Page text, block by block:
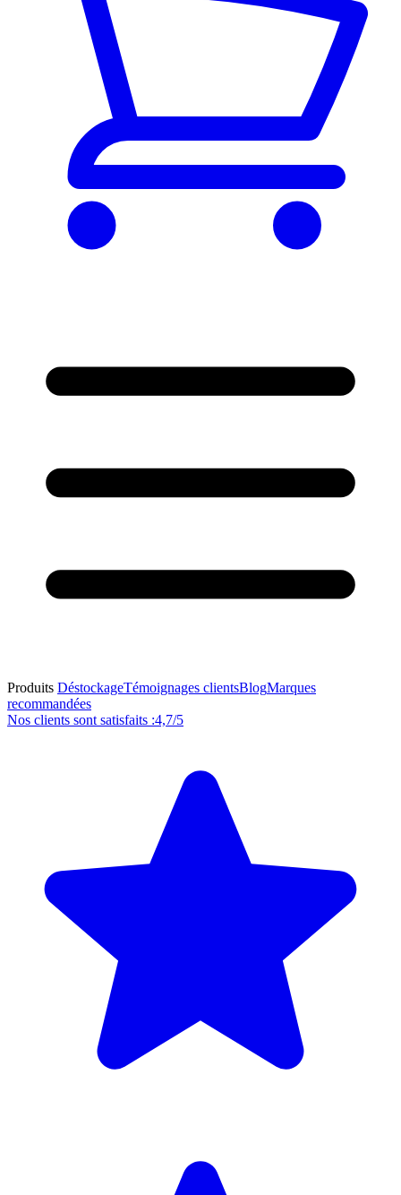
Produits DéstockageTémoignages clientsBlogMarques
recommandées
Nos clients sont satisfaits :4,7/5